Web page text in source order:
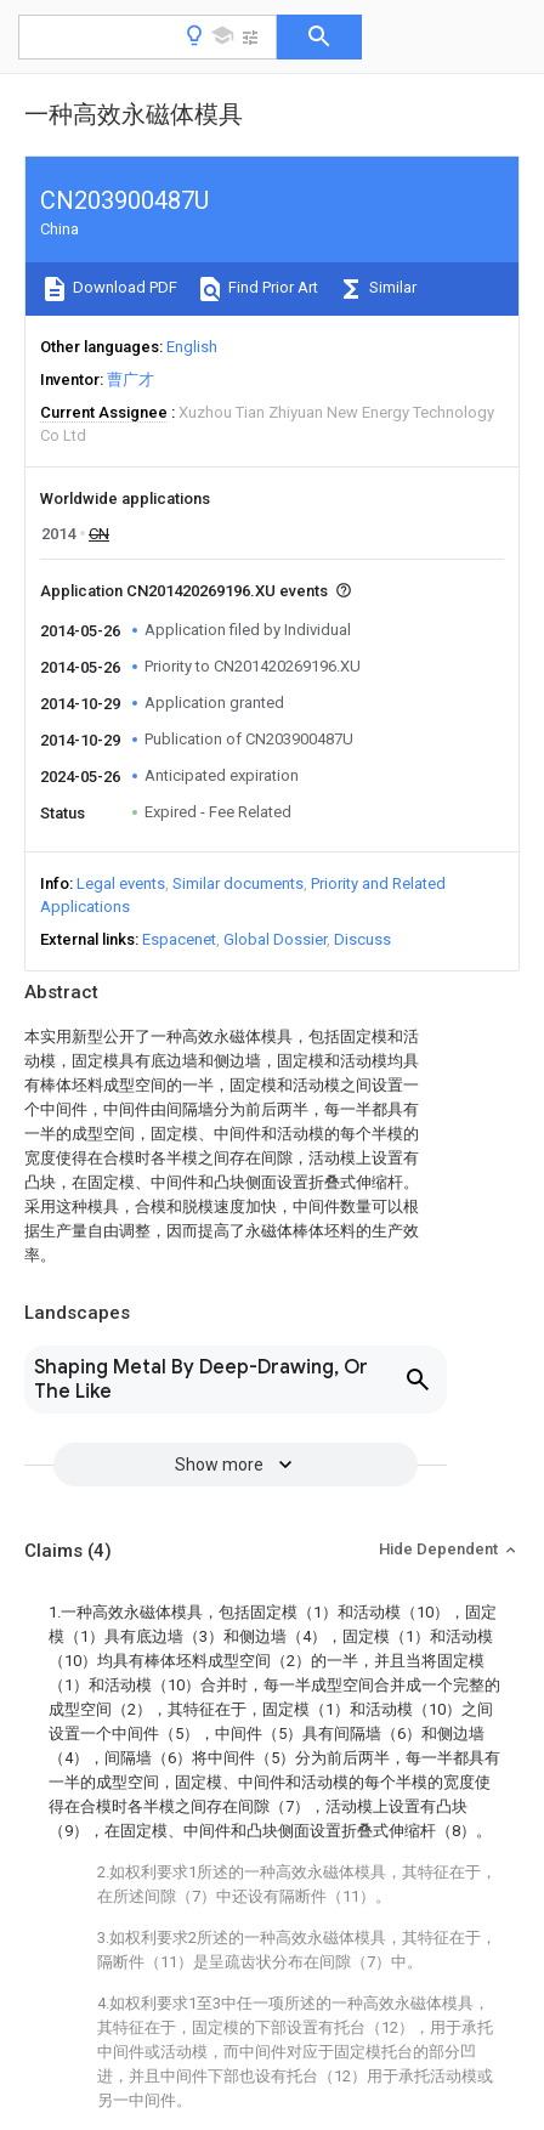
一种高效永磁体模具
Abstract
本实用新型公开了一种高效永磁体模具，包括固定模和活
动模，固定模具有底边墙和侧边墙，固定模和活动模均具
有棒体坯料成型空间的一半，固定模和活动模之间设置一
个中间件，中间件由间隔墙分为前后两半，每一半都具有
一半的成型空间，固定模、中间件和活动模的每个半模的
宽度使得在合模时各半模之间存在间隙，活动模上设置有
凸块，在固定模、中间件和凸块侧面设置折叠式伸缩杆。
采用这种模具，合模和脱模速度加快，中间件数量可以根
据生产量自由调整，因而提高了永磁体棒体坯料的生产效
率。
Landscapes
Shaping Metal By Deep-Drawing, Or
The Like
Show more
CN203900487U
China
Download PDF Find Prior Art Similar
Other languages English
Inventor 曹广才
Current Assignee
Xuzhou Tian Zhiyuan New Energy Technology
Co Ltd
Worldwide applications
2014
CN
Application CN201420269196.XU events
2014-05-26 Application filed by Individual
2014-05-26 Priority to CN201420269196.XU
2014-10-29 Application granted
2014-10-29 Publication of CN203900487U
2024-05-26 Anticipated expiration
Status Expired - Fee Related
Info Legal events Similar documents Priority and Related
Applications
External links Espacenet Global Dossier Discuss
Claims (4) Hide Dependent
1.一种高效永磁体模具，包括固定模（1）和活动模（10），固定
模（1）具有底边墙（3）和侧边墙（4），固定模（1）和活动模
（10）均具有棒体坯料成型空间（2）的一半，并且当将固定模
（1）和活动模（10）合并时，每一半成型空间合并成一个完整的
成型空间（2），其特征在于，固定模（1）和活动模（10）之间
设置一个中间件（5），中间件（5）具有间隔墙（6）和侧边墙
（4），间隔墙（6）将中间件（5）分为前后两半，每一半都具有
一半的成型空间，固定模、中间件和活动模的每个半模的宽度使
得在合模时各半模之间存在间隙（7），活动模上设置有凸块
（9），在固定模、中间件和凸块侧面设置折叠式伸缩杆（8）。
2.如权利要求1所述的一种高效永磁体模具，其特征在于，
在所述间隙（7）中还设有隔断件（11）。
3.如权利要求2所述的一种高效永磁体模具，其特征在于，
隔断件（11）是呈疏齿状分布在间隙（7）中。
4.如权利要求1至3中任一项所述的一种高效永磁体模具，
其特征在于，固定模的下部设置有托台（12），用于承托
中间件或活动模，而中间件对应于固定模托台的部分凹
进，并且中间件下部也设有托台（12）用于承托活动模或
另一中间件。